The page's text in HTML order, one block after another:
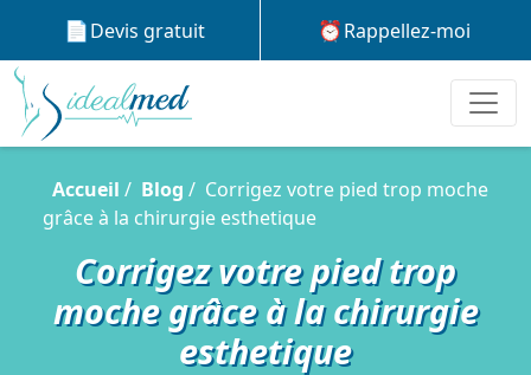
Devis gratuit Rappellez-moi
Accueil Blog
Corrigez votre pied trop moche
grâce à la chirurgie esthetique
Corrigez votre pied trop
moche grâce à la chirurgie
esthetique